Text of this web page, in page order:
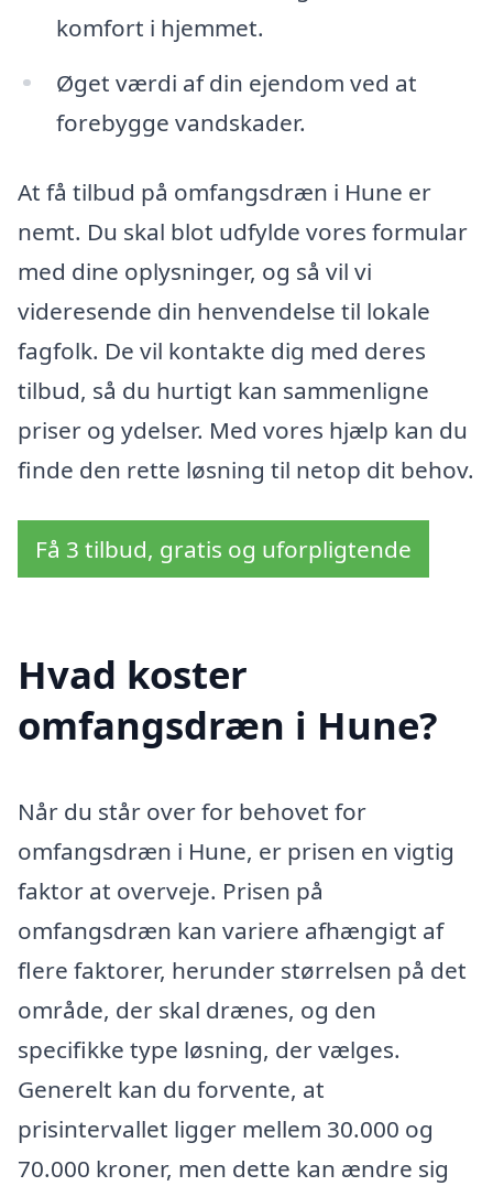
komfort i hjemmet.
Øget værdi af din ejendom ved at
forebygge vandskader.
At få tilbud på omfangsdræn i Hune er
nemt. Du skal blot udfylde vores formular
med dine oplysninger, og så vil vi
videresende din henvendelse til lokale
fagfolk. De vil kontakte dig med deres
tilbud, så du hurtigt kan sammenligne
priser og ydelser. Med vores hjælp kan du
finde den rette løsning til netop dit behov.
Få 3 tilbud, gratis og uforpligtende
Hvad koster
omfangsdræn i Hune?
Når du står over for behovet for
omfangsdræn i Hune, er prisen en vigtig
faktor at overveje. Prisen på
omfangsdræn kan variere afhængigt af
flere faktorer, herunder størrelsen på det
område, der skal drænes, og den
specifikke type løsning, der vælges.
Generelt kan du forvente, at
prisintervallet ligger mellem 30.000 og
70.000 kroner, men dette kan ændre sig